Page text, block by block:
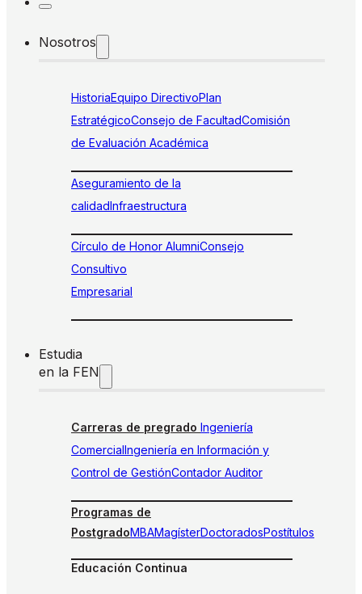
Nosotros
HistoriaEquipo DirectivoPlan
EstratégicoConsejo de FacultadComisión
de Evaluación Académica
Aseguramiento de la
calidadInfraestructura
Círculo de Honor AlumniConsejo
Consultivo
Empresarial
Estudia
en la FEN
Carreras de pregrado Ingeniería
ComercialIngeniería en Información y
Control de GestiónContador Auditor
Programas de
PostgradoMBAMagísterDoctoradosPostítulos
Educación Continua